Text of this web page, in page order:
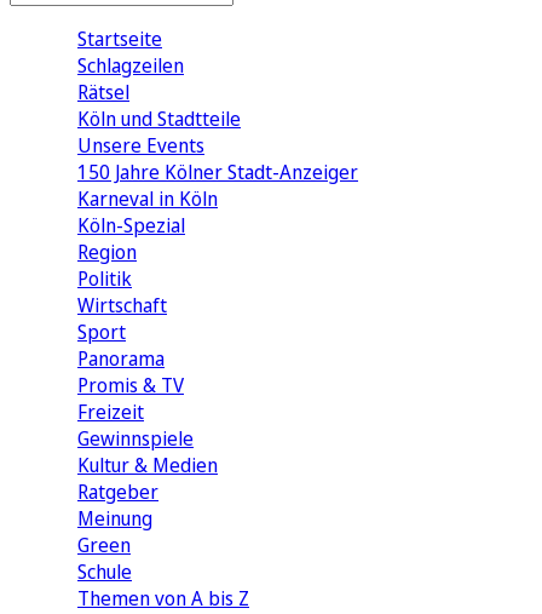
Startseite
Schlagzeilen
Rätsel
Köln und Stadtteile
Unsere Events
150 Jahre Kölner Stadt-Anzeiger
Karneval in Köln
Köln-Spezial
Region
Politik
Wirtschaft
Sport
Panorama
Promis & TV
Freizeit
Gewinnspiele
Kultur & Medien
Ratgeber
Meinung
Green
Schule
Themen von A bis Z